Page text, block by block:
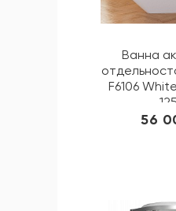
Ванна
F6106
56